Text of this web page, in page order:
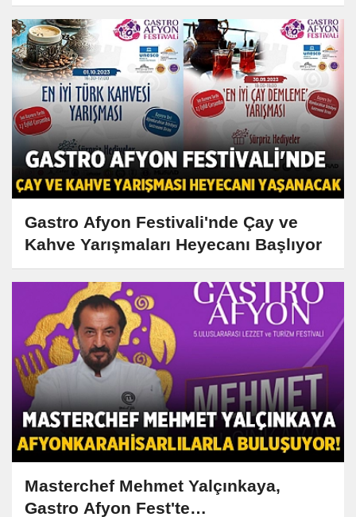
Gastro Afyon Festivali'nde Çay ve
Kahve Yarışmaları Heyecanı Başlıyor
Masterchef Mehmet Yalçınkaya,
Gastro Afyon Fest'te